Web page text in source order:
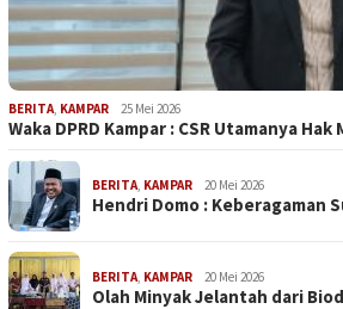
BERITA KAMPAR 25 Mei 2026
Waka DPRD Kampar : CSR Utamanya Hak
BERITA KAMPAR 20 Mei 2026
Hendri Domo : Keberagaman
BERITA KAMPAR 20 Mei 2026
Olah Minyak Jelantah dari